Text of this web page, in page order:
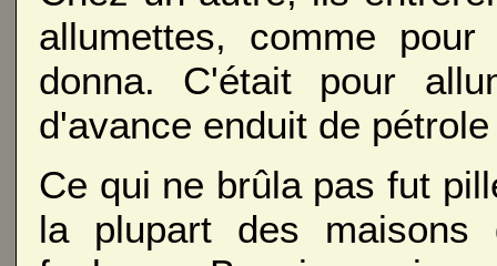
allumettes, comme
donna. C'était pour
d'avance enduit de
Ce qui ne brûla pas fut
la plupart des maisons